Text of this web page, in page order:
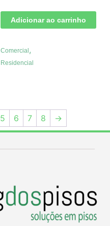
Adicionar ao carrinho
Comercial ,
Residencial
5 6 7 8 →